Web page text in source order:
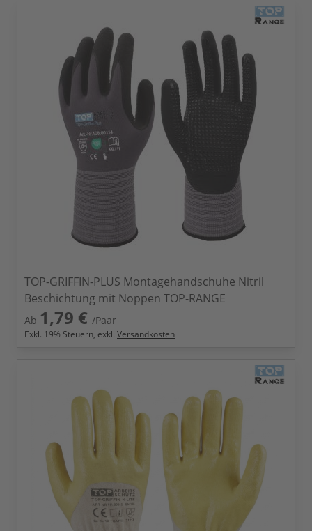
TOP-GRIFFIN-PLUS Montagehandschuhe Nitril
Beschichtung mit Noppen TOP-RANGE
Ab 1,79 € /Paar
Exkl. 19% Steuern, exkl. Versandkosten